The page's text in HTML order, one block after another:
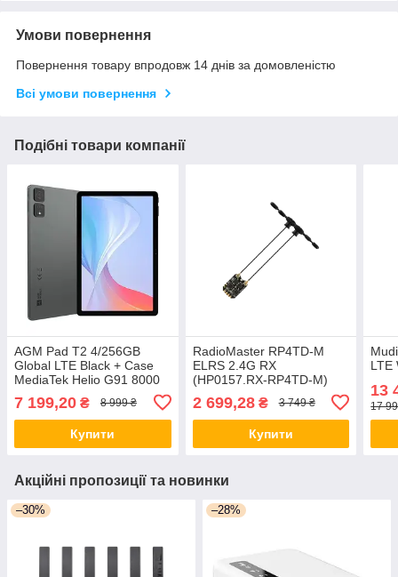
Умови повернення
Повернення товару впродовж 14 днів за домовленістю
Всі умови повернення
Подібні товари компанії
AGM Pad T2 4/256GB
Global LTE Black + Case
MediaTek Helio G91 8000
7 199,20 ₴ 8 999 ₴
Купити
RadioMaster RP4TD-M
ELRS 2.4G RX
(HP0157.RX-RP4TD-M)
2 699,28₴ 3 749 ₴
Купити
LTE
13
17
Акційні пропозиції та новинки
–30% –28%